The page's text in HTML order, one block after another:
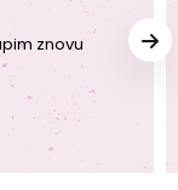
znovu